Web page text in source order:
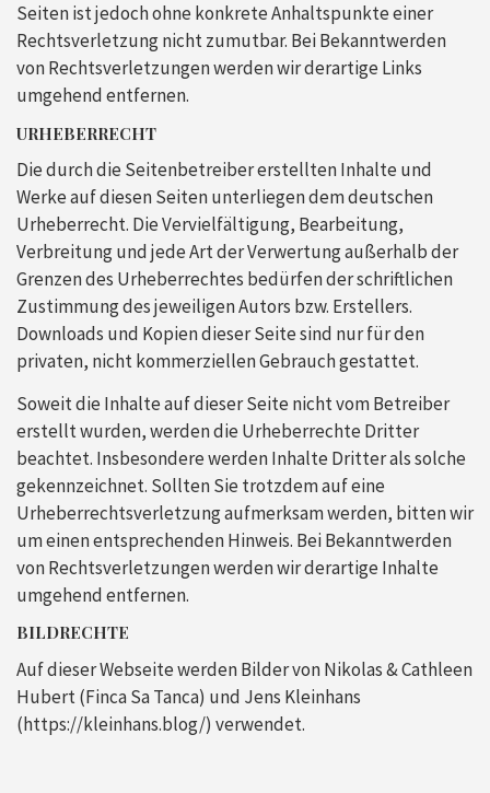
Seiten ist jedoch ohne konkrete Anhaltspunkte einer
Rechtsverletzung nicht zumutbar. Bei Bekanntwerden
von Rechtsverletzungen werden wir derartige Links
umgehend entfernen.
URHEBERRECHT
Die durch die Seitenbetreiber erstellten Inhalte und
Werke auf diesen Seiten unterliegen dem deutschen
Urheberrecht. Die Vervielfältigung, Bearbeitung,
Verbreitung und jede Art der Verwertung außerhalb der
Grenzen des Urheberrechtes bedürfen der schriftlichen
Zustimmung des jeweiligen Autors bzw. Erstellers.
Downloads und Kopien dieser Seite sind nur für den
privaten, nicht kommerziellen Gebrauch gestattet.
Soweit die Inhalte auf dieser Seite nicht vom Betreiber
erstellt wurden, werden die Urheberrechte Dritter
beachtet. Insbesondere werden Inhalte Dritter als solche
gekennzeichnet. Sollten Sie trotzdem auf eine
Urheberrechtsverletzung aufmerksam werden, bitten wir
um einen entsprechenden Hinweis. Bei Bekanntwerden
von Rechtsverletzungen werden wir derartige Inhalte
umgehend entfernen.
BILDRECHTE
Auf dieser Webseite werden Bilder von Nikolas & Cathleen
Hubert (Finca Sa Tanca) und Jens Kleinhans
(https://kleinhans.blog/) verwendet.